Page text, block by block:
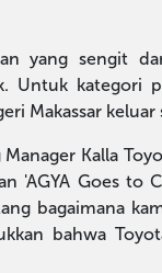
yang sengit
Untuk kategori
Makassar
Kalla
'AGYA Goes
bagaimana
bahwa